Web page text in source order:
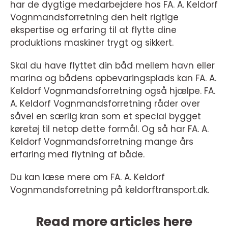
har de dygtige medarbejdere hos FA. A. Keldorf
Vognmandsforretning den helt rigtige
ekspertise og erfaring til at flytte dine
produktions maskiner trygt og sikkert.
Skal du have flyttet din båd mellem havn eller
marina og bådens opbevaringsplads kan FA. A.
Keldorf Vognmandsforretning også hjælpe. FA.
A. Keldorf Vognmandsforretning råder over
såvel en særlig kran som et special bygget
køretøj til netop dette formål. Og så har FA. A.
Keldorf Vognmandsforretning mange års
erfaring med flytning af både.
Du kan læse mere om FA. A. Keldorf
Vognmandsforretning på keldorftransport.dk.
Read more articles here